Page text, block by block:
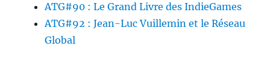
ATG#90 : Le Grand Livre des IndieGames
ATG#92 : Jean-Luc Vuillemin et le Réseau
Global